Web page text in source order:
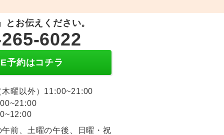
とお伝えください。
6022
予約はコチラ
木曜以外）11:00~21:00
午前、土曜の午後、日曜・祝